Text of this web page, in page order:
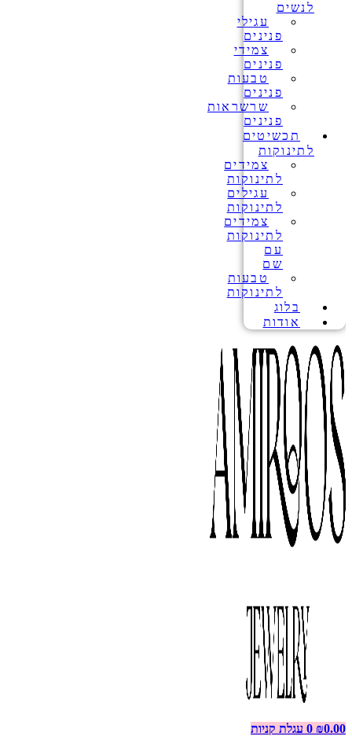
לנשים
עגילי
פנינים
צמידי
פנינים
טבעות
פנינים
שרשראות
פנינים
תכשיטים
לתינוקות
צמידים
לתינוקות
עגילים
לתינוקות
צמידים
לתינוקות
עם
שם
טבעות
לתינוקות
בלוג
אודות
₪0.00
0 עגלת קניות